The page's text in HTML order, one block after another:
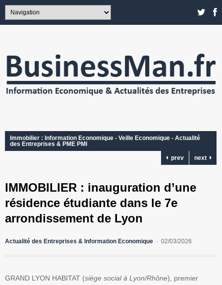
Immobilier : Information Economique - Veille Economique - Actualité
des Entreprises & PME PMI
prev
next
IMMOBILIER : inauguration d’une
résidence étudiante dans le 7e
arrondissement de Lyon
Actualité des Entreprises & Information Economique 02/03/2026
GRAND LYON HABITAT (siège social à Lyon/Rhône), premier